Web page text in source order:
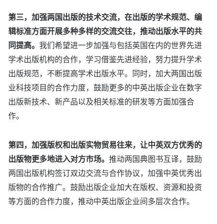
第三，加强两国出版的技术交流，在出版的学术规范、编
辑标准方面开展多种多样的交流交往，推动出版水平的共
同提高。 我们希望进一步加强与包括英国在内的世界先进
学术出版机构的合作，学习借鉴先进经验，努力提升学术
出版规范，不断提高学术出版水平。同时，加大两国出版
业科技项目的合作力度，鼓励更多的中英出版企业在数字
出版新技术、新产品以及相关标准的研发等方面加强合
作。
第四，加强版权和出版实物贸易往来，让中英双方优秀的
出版物更多地进入对方市场。 推动两国典图书互译，鼓励
两国出版机构签订双边交流与合作协议，加强中英优秀出
版物的合作推广。鼓励出版企业加大在版权、资源和投资
等方面的合作力度，推动中英出版企业间多层次合作。